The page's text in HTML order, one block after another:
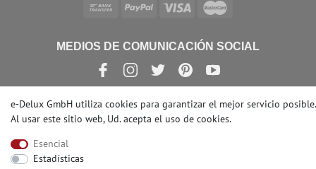
MEDIOS DE COMUNICACIÓN SOCIAL
© Copyright 2026 | e-Delux GmbH
e-Delux GmbH utiliza cookies para garantizar el mejor servicio posible.
Al usar este sitio web, Ud. acepta el uso de cookies.
Esencial
Estadísticas